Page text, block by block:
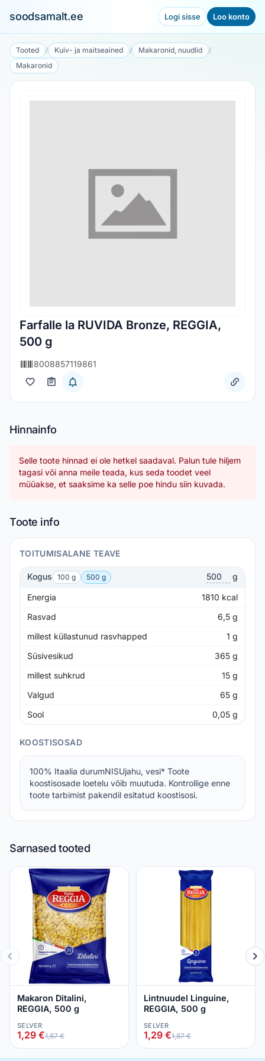
soodsamalt.ee Logi sisse Loo konto
Tooted / Kuiv- ja maitseained / Makaronid, nuudlid
/
Makaronid
Farfalle la RUVIDA Bronze, REGGIA,
500 g
8008857119861
Hinnainfo
Selle toote hinnad ei ole hetkel saadaval. Palun tule hiljem
tagasi või anna meile teada, kus seda toodet veel
müüakse, et saaksime ka selle poe hindu siin kuvada.
Toote info
TOITUMISALANE TEAVE
Kogus 100 g 500 g g
Energia 1810 kcal
Rasvad
6,5 g
millest küllastunud rasvhapped
1 g
Süsivesikud
365 g
millest suhkrud
15 g
Valgud
65 g
Sool
0,05 g
KOOSTISOSAD
100% Itaalia durumNISUjahu, vesi* Toote
koostisosade loetelu võib muutuda. Kontrollige enne
toote tarbimist pakendil esitatud koostisosi.
Sarnased tooted
Makaron Ditalini,
REGGIA, 500 g
SELVER
1,29 €1,87 €
Lintnuudel Linguine,
REGGIA, 500 g
SELVER
1,29 €1,87 €